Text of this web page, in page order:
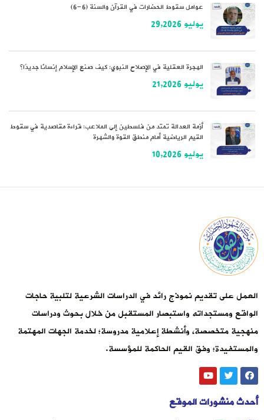
عوامل سقوط الحضارات في القرآن والسنة (6-6)
يوليو 29,2026
الهجرة العقلية في الإصلاح النبوي: كيف صنع الإسلام إنسانًا جديدًا؟
يوليو 21,2026
أزمة العدالة تمتد من فلسطين إلى الملاعب: قراءة مقاصدية في سقوط
القيم الرياضية أمام منطق القوة والشهرة
يوليو 10,2026
العمل على تقديم نموذج رائد في الدراسات الشرعية لتلبية حاجات
الواقع ومستجداته واستبصار المستقبل من خلال بحوث ودراسات
منهجية متخصصة، وأنشطة إعلامية مدروسة؛ لخدمة الجهات المهتمة
والمستفيدة؛ وفق القيم الحاكمة للمؤسسة.
أحدث منشورات الموقع